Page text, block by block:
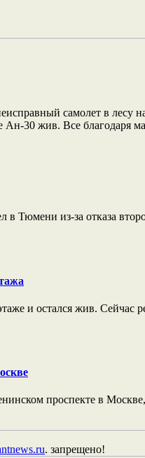
самолет в лесу
30 жив. Все благодаря
Тюмени из-за отказа
и остался жив. Сейчас
проспекте в Москве,
. запрещено!